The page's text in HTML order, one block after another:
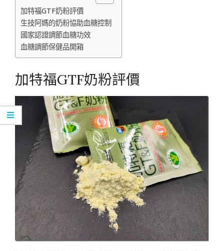
加特福GTF奶粉評價
生技阿媽的奶粉協助血糖控制
國家認證調節血糖功效
血糖調節保健品開箱
加特福GTF奶粉評價